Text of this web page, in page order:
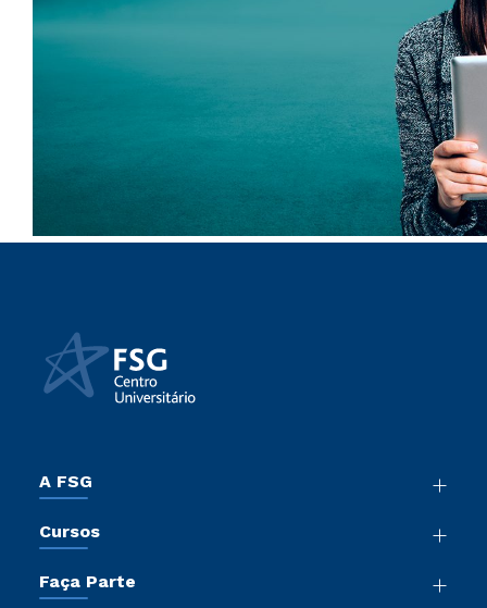
A FSG
Sala de Imprensa
Sou Colaborador
Cursos
Pós-Graduação
Faça Parte